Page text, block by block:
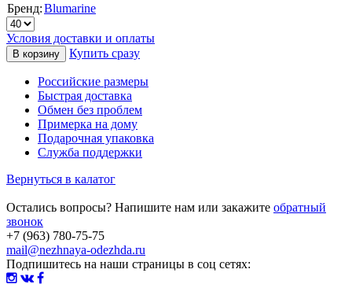
Бренд:Blumarine
Условия доставки и оплаты
Купить сразу
Российские размеры
Быстрая доставка
Обмен без проблем
Примерка на дому
Подарочная упаковка
Служба поддержки
Вернуться в калатог
Остались вопросы? Напишите нам или закажите обратный
звонок
+7 (963) 780-75-75
mail@nezhnaya-odezhda.ru
Подпишитесь на наши страницы в соц сетях: